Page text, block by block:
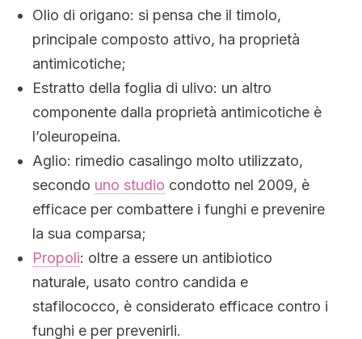
Olio di origano: si pensa che il timolo,
principale composto attivo, ha proprietà
antimicotiche;
Estratto della foglia di ulivo: un altro
componente dalla proprietà antimicotiche è
l’oleuropeina.
Aglio: rimedio casalingo molto utilizzato,
secondo uno studio condotto nel 2009, è
efficace per combattere i funghi e prevenire
la sua comparsa;
Propoli: oltre a essere un antibiotico
naturale, usato contro candida e
stafilococco, è considerato efficace contro i
funghi e per prevenirli.